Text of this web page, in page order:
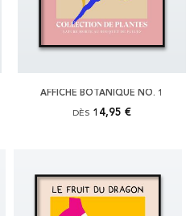
AFFICHE BOTANIQUE NO. 1
DÈS 14,95 €